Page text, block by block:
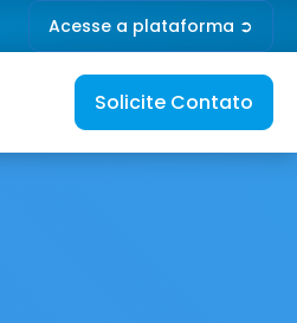
Acesse a plataforma ➲
Solicite Contato